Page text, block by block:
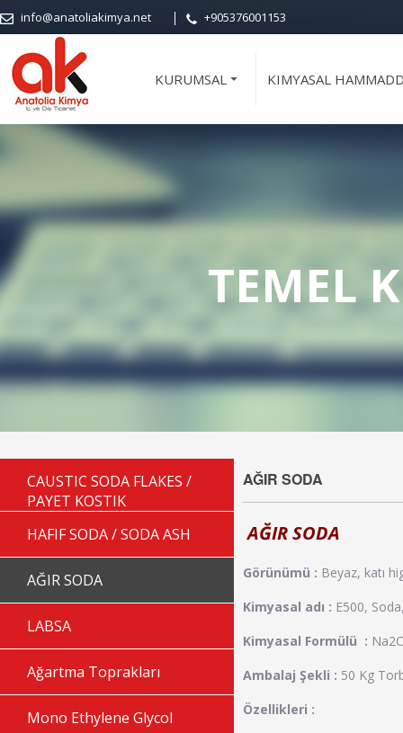
info@anatoliakimya.net +905376001153
KURUMSAL KIMYASAL
TEMEL
CAUSTIC SODA FLAKES /
PAYET KOSTIK
HAFIF SODA / SODA ASH
AĞIR SODA
LABSA
Ağartma Toprakları
Mono Ethylene Glycol
AĞIR SODA
AĞIR SODA
Görünümü : Beyaz, katı
Kimyasal adı : E500,
Kimyasal Formülü :
Ambalaj Şekli : 50 Kg
Özellikleri :